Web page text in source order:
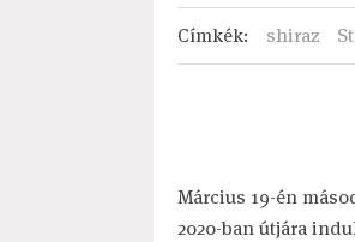
Címkék: shiraz
Március 19-én
2020-ban útjára